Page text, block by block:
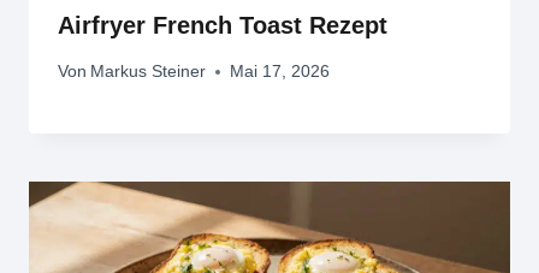
Airfryer French Toast Rezept
Von Markus Steiner Mai 17, 2026